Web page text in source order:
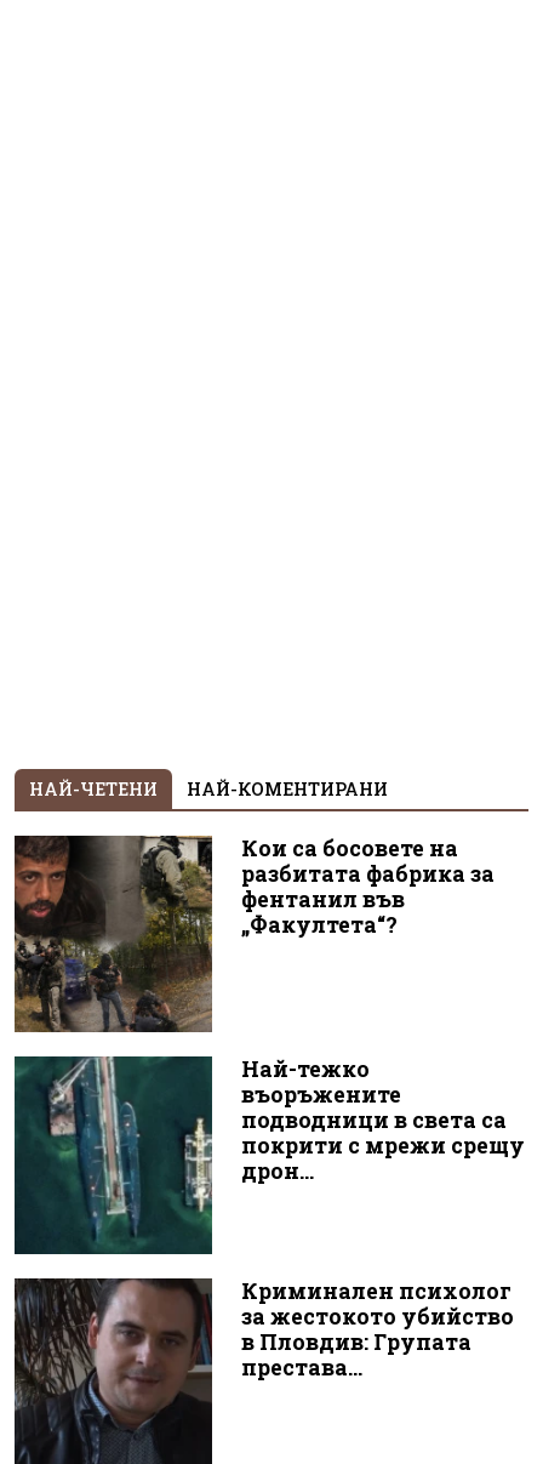
НАЙ-ЧЕТЕНИ НАЙ-КОМЕНТИРАНИ
Кои са босовете на
разбитата фабрика за
фентанил във
„Факултета“?
Най-тежко
въоръжените
подводници в света са
покрити с мрежи срещу
дрон...
Криминален психолог
за жестокото убийство
в Пловдив: Групата
престава...